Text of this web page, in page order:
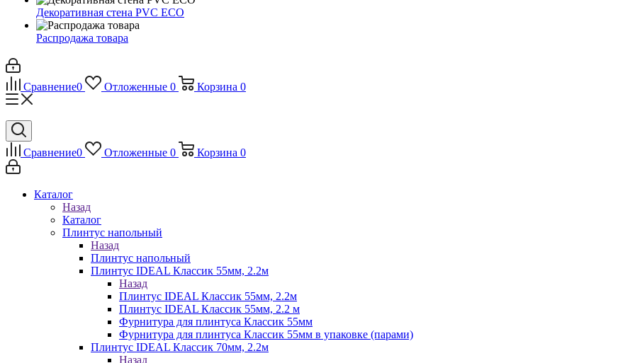
Декоративная стена PVC ECO
Распродажа товара
Сравнение0 Отложенные 0 Корзина 0
Сравнение0 Отложенные 0 Корзина 0
Каталог
Назад
Каталог
Плинтус напольный
Назад
Плинтус напольный
Плинтус IDEAL Классик 55мм, 2.2м
Назад
Плинтус IDEAL Классик 55мм, 2.2м
Плинтус IDEAL Классик 55мм, 2.2 м
Фурнитура для плинтуса Классик 55мм
Фурнитура для плинтуса Классик 55мм в упаковке (парами)
Плинтус IDEAL Классик 70мм, 2.2м
Назад